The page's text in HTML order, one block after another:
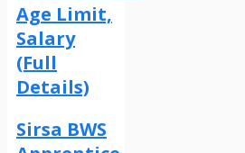
Age Limit,
Salary
(Full
Details)
Sirsa BWS